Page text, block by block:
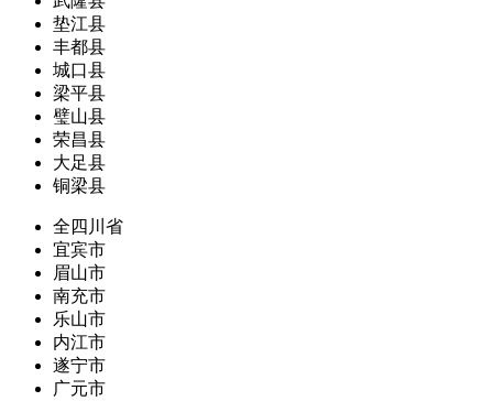
垫江县
丰都县
城口县
梁平县
璧山县
荣昌县
大足县
铜梁县
全四川省
宜宾市
眉山市
南充市
乐山市
内江市
遂宁市
广元市